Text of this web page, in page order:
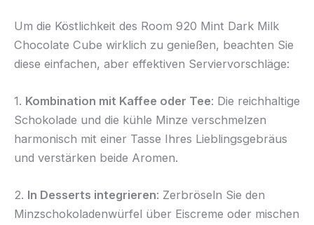
Um die Köstlichkeit des Room 920 Mint Dark Milk
Chocolate Cube wirklich zu genießen, beachten Sie
diese einfachen, aber effektiven Serviervorschläge:
1. Kombination mit Kaffee oder Tee: Die reichhaltige
Schokolade und die kühle Minze verschmelzen
harmonisch mit einer Tasse Ihres Lieblingsgebräus
und verstärken beide Aromen.
2. In Desserts integrieren: Zerbröseln Sie den
Minzschokoladenwürfel über Eiscreme oder mischen